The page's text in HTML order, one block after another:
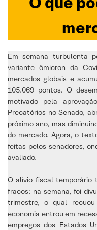
Em semana turbulenta
variante ômicron da
mercados globais e
105.069 pontos. O
motivado pela
Precatórios no Senado,
próximo ano, mas
do mercado. Agora, o
feitas pelos senadores,
avaliado.
O alívio fiscal temporário
fracos: na semana, foi
trimestre, o qual
economia entrou em
empregos dos Estados